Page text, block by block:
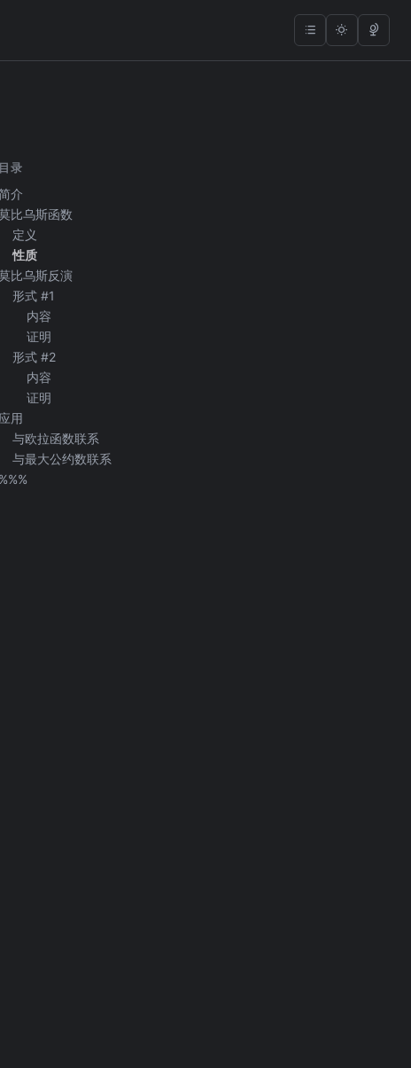
\exists c_i > 1 \\ (-1)^k & \text{otherwise}
1 & n = 1\\ 0 & \text{otherwise} \\
目录
介
比乌斯函数
定义
性质
比乌斯反演
形式 #1
内容
证明
形式 #2
内容
证明
应用
与欧拉函数联系
与最大公约数联系
%%%